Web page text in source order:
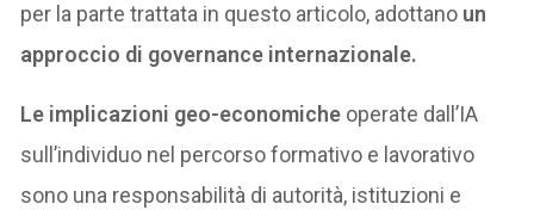
per la parte trattata in questo articolo, adottano un
approccio di governance internazionale.
Le implicazioni geo-economiche operate dall’IA
sull’individuo nel percorso formativo e lavorativo
sono una responsabilità di autorità, istituzioni e